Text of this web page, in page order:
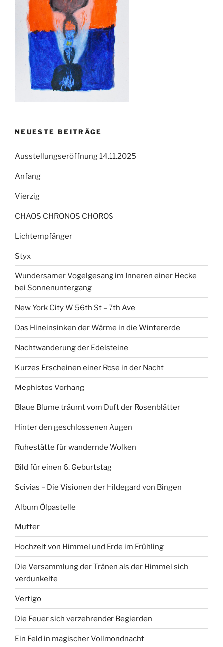
NEUESTE BEITRÄGE
Ausstellungseröffnung 14.11.2025
Anfang
Vierzig
CHAOS CHRONOS CHOROS
Lichtempfänger
Styx
Wundersamer Vogelgesang im Inneren einer Hecke
bei Sonnenuntergang
New York City W 56th St – 7th Ave
Das Hineinsinken der Wärme in die Wintererde
Nachtwanderung der Edelsteine
Kurzes Erscheinen einer Rose in der Nacht
Mephistos Vorhang
Blaue Blume träumt vom Duft der Rosenblätter
Hinter den geschlossenen Augen
Ruhestätte für wandernde Wolken
Bild für einen 6. Geburtstag
Scivias – Die Visionen der Hildegard von Bingen
Album Ölpastelle
Mutter
Hochzeit von Himmel und Erde im Frühling
Die Versammlung der Tränen als der Himmel sich
verdunkelte
Vertigo
Die Feuer sich verzehrender Begierden
Ein Feld in magischer Vollmondnacht